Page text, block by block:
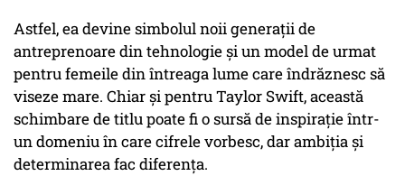
Astfel, ea devine simbolul noii generații de
antreprenoare din tehnologie și un model de urmat
pentru femeile din întreaga lume care îndrăznesc să
viseze mare. Chiar și pentru Taylor Swift, această
schimbare de titlu poate fi o sursă de inspirație într-
un domeniu în care cifrele vorbesc, dar ambiția și
determinarea fac diferența.